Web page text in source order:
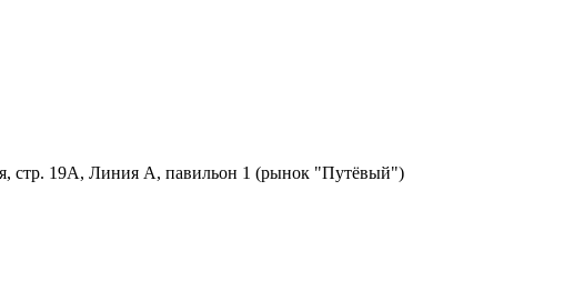
стр. 19А, Линия А, павильон 1 (рынок "Путёвый")